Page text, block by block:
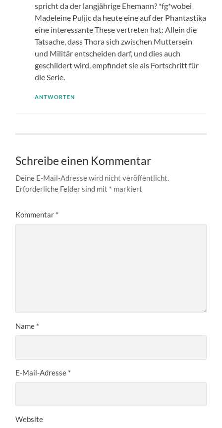
spricht da der langjährige Ehemann? *fg*wobei
Madeleine Puljic da heute eine auf der Phantastika
eine interessante These vertreten hat: Allein die
Tatsache, dass Thora sich zwischen Muttersein
und Militär entscheiden darf, und dies auch
geschildert wird, empfindet sie als Fortschritt für
die Serie.
ANTWORTEN
Schreibe einen Kommentar
Deine E-Mail-Adresse wird nicht veröffentlicht.
Erforderliche Felder sind mit * markiert
Kommentar *
Name *
E-Mail-Adresse *
Website